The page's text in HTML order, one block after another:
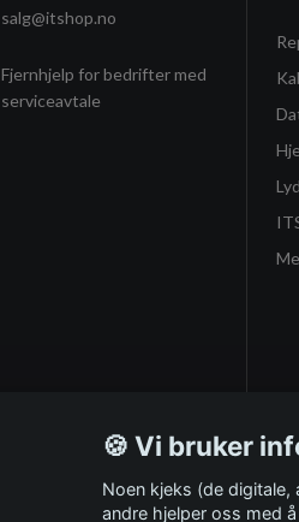
salg@itshop.no
Fjernhjelp for bedrifter med
serviceavtale
🍪 Vi bruker
Noen kjeks (de digitale,
andre hjelper oss med